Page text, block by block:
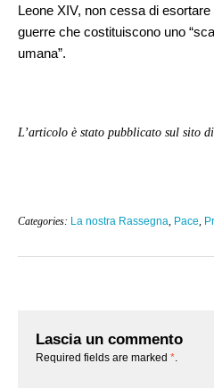
Leone XIV, non cessa di
guerre che costituiscono uno
umana”.
L’articolo è stato pubblicato sul sito
Categories: La nostra Rassegna Pace
Lascia un commento
Required fields are marked *